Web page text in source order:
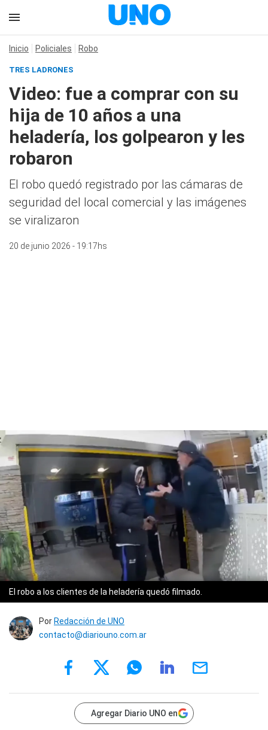
Inicio Policiales Robo
TRES LADRONES
Video: fue a comprar con su
hija de 10 años a una
heladería, los golpearon y les
robaron
El robo quedó registrado por las cámaras de
seguridad del local comercial y las imágenes
se viralizaron
20 de junio 2026 - 19:17hs
El robo a los clientes de la heladería quedó filmado.
Por Redacción de UNO
contacto@diariouno.com.ar
Agregar Diario UNO en